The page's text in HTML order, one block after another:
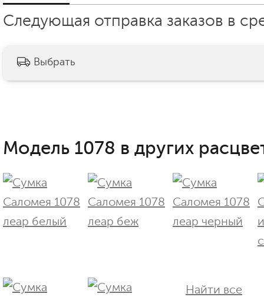
Следующая отправка заказов в
Выбрать
Модель 1078 в других
Найти все